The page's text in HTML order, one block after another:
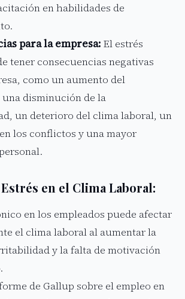
en habilidades de
para la empresa: El estrés
tener consecuencias negativas
como un aumento del
disminución de la
un deterioro del clima laboral, un
los conflictos y una mayor
en el Clima Laboral:
en los empleados puede afectar
el clima laboral al aumentar la
y la falta de motivación
de Gallup sobre el empleo en